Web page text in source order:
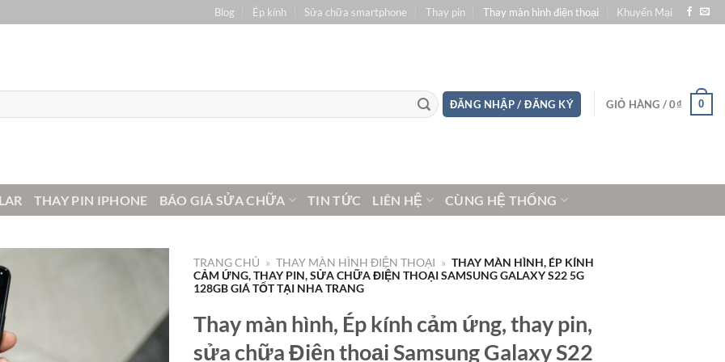
Blog Ép kính Sửa chữa smartphone Thay pin Thay màn hình điện thoại Khuyến Mại
ĐĂNG NHẬP / ĐĂNG KÝ GIỎ HÀNG /0₫ 0
THAY PIN IPHONE BÁO GIÁ SỬA CHỮA TIN TỨC LIÊN HỆ CÙNG HỆ THỐNG
TRANG CHỦ » THAY MÀN HÌNH ĐIỆN THOẠI » THAY MÀN HÌNH, ÉP KÍNH
CẢM ỨNG, THAY PIN, SỬA CHỮA ĐIỆN THOẠI SAMSUNG GALAXY S22 5G
128GB GIÁ TỐT TẠI NHA TRANG
Thay màn hình, Ép kính cảm ứng, thay pin,
sửa chữa Điện thoại Samsung Galaxy S22